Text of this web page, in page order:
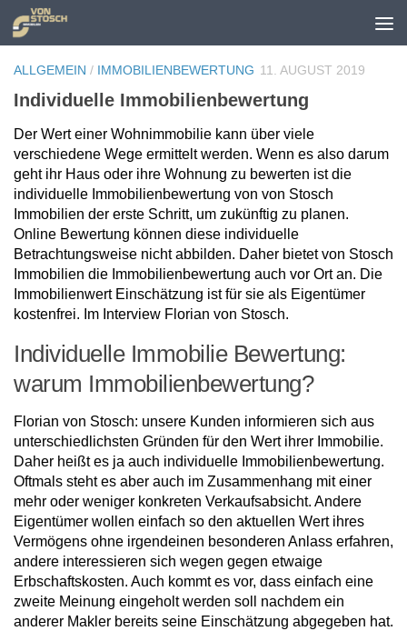
Zum Inhalt springen
ALLGEMEIN / IMMOBILIENBEWERTUNG 11. AUGUST 2019
Individuelle Immobilienbewertung
Der Wert einer Wohnimmobilie kann über viele
verschiedene Wege ermittelt werden. Wenn es also darum
geht ihr Haus oder ihre Wohnung zu bewerten ist die
individuelle Immobilienbewertung von von Stosch
Immobilien der erste Schritt, um zukünftig zu planen.
Online Bewertung können diese individuelle
Betrachtungsweise nicht abbilden. Daher bietet von Stosch
Immobilien die Immobilienbewertung auch vor Ort an. Die
Immobilienwert Einschätzung ist für sie als Eigentümer
kostenfrei. Im Interview Florian von Stosch.
Individuelle Immobilie Bewertung:
warum Immobilienbewertung?
Florian von Stosch: unsere Kunden informieren sich aus
unterschiedlichsten Gründen für den Wert ihrer Immobilie.
Daher heißt es ja auch individuelle Immobilienbewertung.
Oftmals steht es aber auch im Zusammenhang mit einer
mehr oder weniger konkreten Verkaufsabsicht. Andere
Eigentümer wollen einfach so den aktuellen Wert ihres
Vermögens ohne irgendeinen besonderen Anlass erfahren,
andere interessieren sich wegen gegen etwaige
Erbschaftskosten. Auch kommt es vor, dass einfach eine
zweite Meinung eingeholt werden soll nachdem ein
anderer Makler bereits seine Einschätzung abgegeben hat.